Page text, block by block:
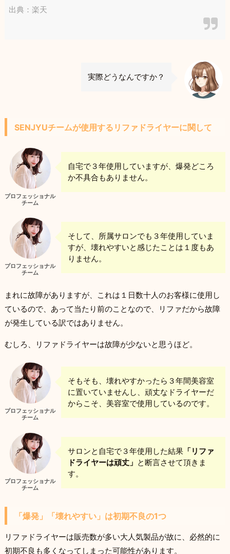
出典：楽天
実際どうなんですか？
SENJYUチームが使用するリファドライヤーに関して
プロフェッショナル
チーム
自宅で３年使用していますが、爆発どころ
か不具合もありません。
プロフェッショナル
チーム
そして、所属サロンでも３年使用していま
すが、壊れやすいと感じたことは１度もあ
りません。
まれに故障がありますが、これは１日数十人のお客様に使用し
ているので、あって当たり前のことなので、リファだから故障
が発生している訳ではありません。
むしろ、リファドライヤーは故障が少ないと思うほど。
プロフェッショナル
チーム
そもそも、壊れやすかったら３年間美容室
に置いていませんし、頑丈なドライヤーだ
からこそ、美容室で使用しているのです。
プロフェッショナル
チーム
サロンと自宅で３年使用した結果「リファ
ドライヤーは頑丈」 と断言させて頂きま
す。
「爆発」「壊れやすい」は初期不良の1つ
リファドライヤーは販売数が多い大人気製品が故に、必然的に
初期不良も多くなってしまった可能性があります。